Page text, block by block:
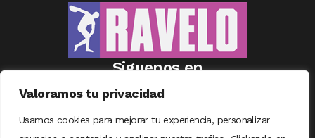
Valoramos tu privacidad
Usamos cookies para mejorar tu experiencia, personalizar
Siguenos en